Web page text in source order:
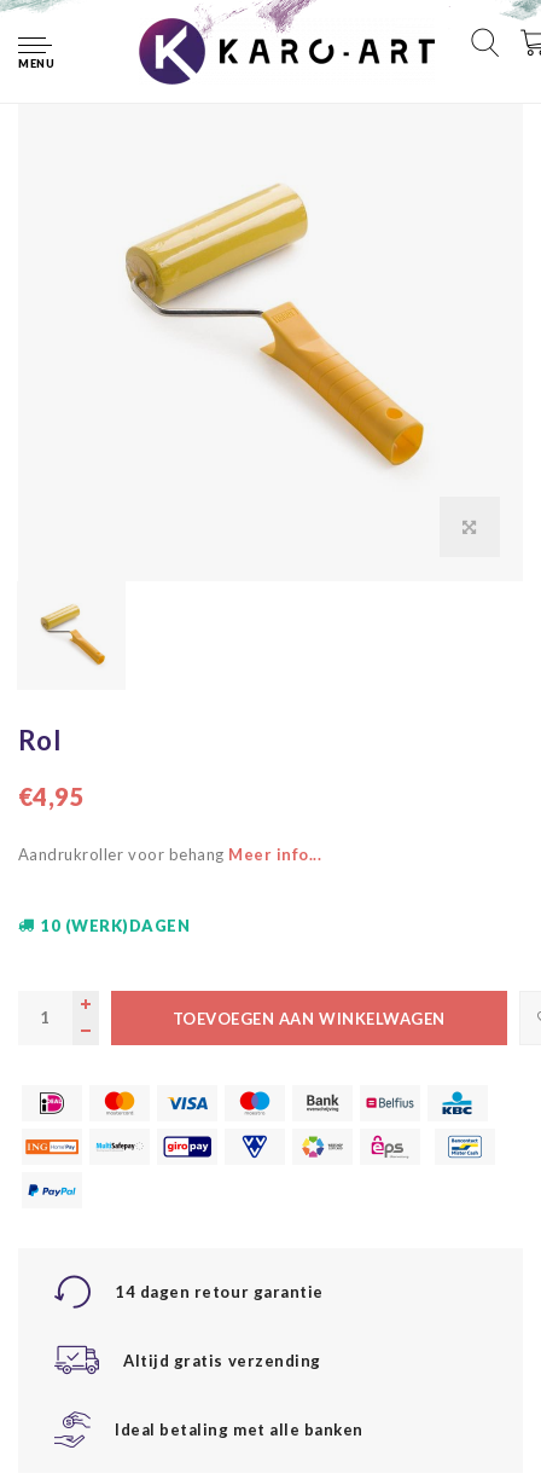
MENU
Rol
€4,95
Aandrukroller voor behang Meer info...
10 (WERK)DAGEN
TOEVOEGEN AAN WINKELWAGEN
14 dagen retour garantie
Altijd gratis verzending
Ideal betaling met alle banken